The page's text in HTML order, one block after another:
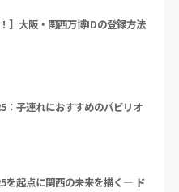
】大阪・関西万博IDの登録方法
：子連れにおすすめのパビリオ
を起点に関西の未来を描く― ド